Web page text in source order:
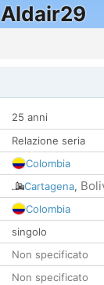
Aldair29
25 anni
Relazione seria
Colombia
Cartagena,
Colombia
singolo
Non specificato
Non specificato